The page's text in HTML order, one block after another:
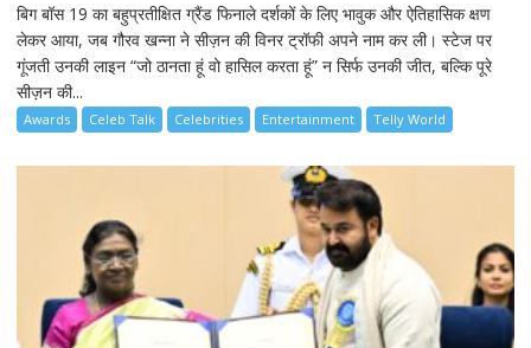
बिग बॉस 19 का बहुप्रतीक्षित ग्रैंड फिनाले दर्शकों के लिए भावुक और ऐतिहासिक क्षण
लेकर आया, जब गौरव खन्ना ने सीज़न की विनर ट्रॉफी अपने नाम कर ली। स्टेज पर
गूंजती उनकी लाइन “जो ठानता हूं वो हासिल करता हूं” न सिर्फ उनकी जीत, बल्कि पूरे
सीज़न की...
Awards Celeb Talk Celebrities Entertainment Telly World